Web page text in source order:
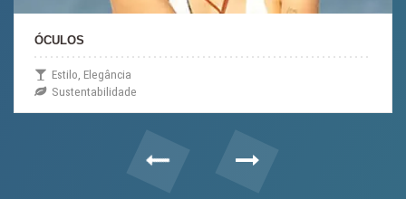
ÓCULOS
Estilo, Elegância
Sustentabilidade
Next